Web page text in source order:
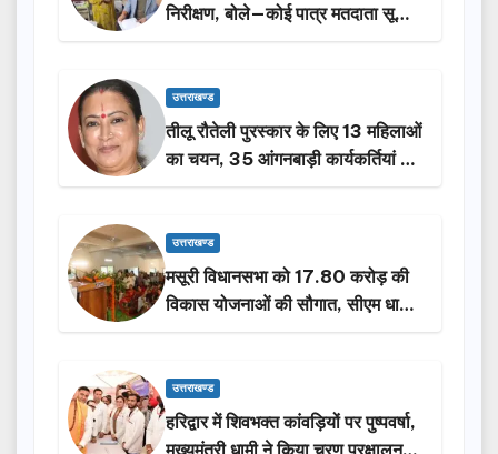
निरीक्षण, बोले—कोई पात्र मतदाता सूची
से न छूटे…
उत्तराखण्ड
तीलू रौतेली पुरस्कार के लिए 13 महिलाओं
का चयन, 35 आंगनबाड़ी कार्यकर्तियां भी
होंगी सम्मानित…
उत्तराखण्ड
मसूरी विधानसभा को 17.80 करोड़ की
विकास योजनाओं की सौगात, सीएम धामी
ने किया लोकार्पण-शिलान्यास.
उत्तराखण्ड
हरिद्वार में शिवभक्त कांवड़ियों पर पुष्पवर्षा,